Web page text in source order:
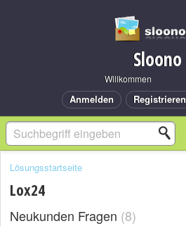
Sloono
Willkommen
Anmelden Registrieren
Lösungsstartseite
Lox24
Neukunden Fragen 8